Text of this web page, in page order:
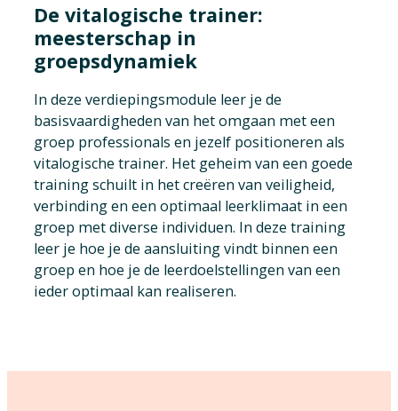
De vitalogische trainer:
meesterschap in
groepsdynamiek
In deze verdiepingsmodule leer je de
basisvaardigheden van het omgaan met een
groep professionals en jezelf positioneren als
vitalogische trainer. Het geheim van een goede
training schuilt in het creëren van veiligheid,
verbinding en een optimaal leerklimaat in een
groep met diverse individuen. In deze training
leer je hoe je de aansluiting vindt binnen een
groep en hoe je de leerdoelstellingen van een
ieder optimaal kan realiseren.